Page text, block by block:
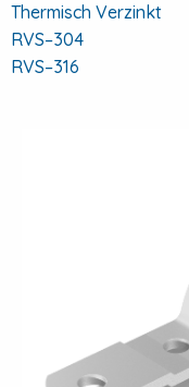
Thermisch Verzinkt
RVS–304
RVS–316